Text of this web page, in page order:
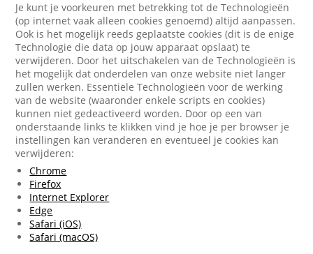
Je kunt je voorkeuren met betrekking tot de Technologieën
(op internet vaak alleen cookies genoemd) altijd aanpassen.
Ook is het mogelijk reeds geplaatste cookies (dit is de enige
Technologie die data op jouw apparaat opslaat) te
verwijderen. Door het uitschakelen van de Technologieën is
het mogelijk dat onderdelen van onze website niet langer
zullen werken. Essentiële Technologieën voor de werking
van de website (waaronder enkele scripts en cookies)
kunnen niet gedeactiveerd worden. Door op een van
onderstaande links te klikken vind je hoe je per browser je
instellingen kan veranderen en eventueel je cookies kan
verwijderen:
Chrome
Firefox
Internet Explorer
Edge
Safari (iOS)
Safari (macOS)